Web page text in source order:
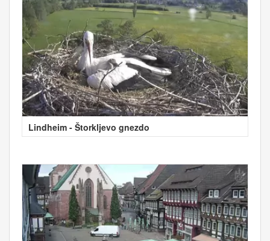
Lindheim - Štorkljevo gnezdo